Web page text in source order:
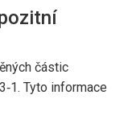
částic
Tyto informace